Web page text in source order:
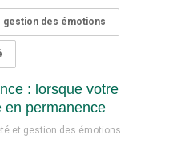
gestion des émotions
: lorsque votre
en permanence
et gestion des émotions